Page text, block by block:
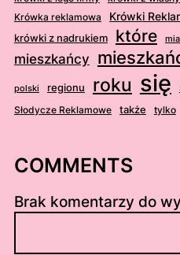
Krówka reklamowa
Krówki
krówki z nadrukiem które
mieszkańcy
polski regionu roku się
Słodycze Reklamowe także tylko
COMMENTS
Brak komentarzy do